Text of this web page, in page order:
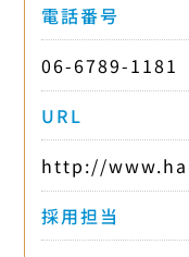
電話番号
06-6789-1181
URL
http://
採用担当